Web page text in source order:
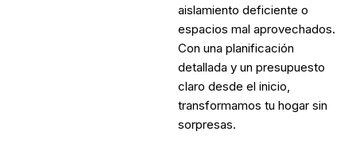
aislamiento deficiente o
espacios mal aprovechados.
Con una planificación
detallada y un presupuesto
claro desde el inicio,
transformamos tu hogar sin
sorpresas.